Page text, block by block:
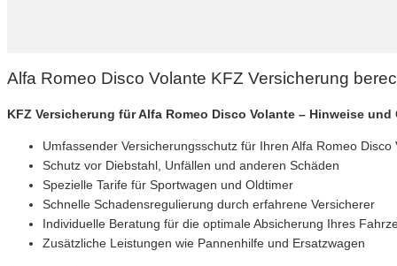
Alfa Romeo Disco Volante KFZ Versicherung
KFZ Versicherung für Alfa Romeo Disco Volante – Hinweise
Umfassender Versicherungsschutz für Ihren Alfa Romeo Disco
Schutz vor Diebstahl, Unfällen und anderen Schäden
Spezielle Tarife für Sportwagen und Oldtimer
Schnelle Schadensregulierung durch erfahrene Versicherer
Individuelle Beratung für die optimale Absicherung Ihres
Zusätzliche Leistungen wie Pannenhilfe und Ersatzwagen